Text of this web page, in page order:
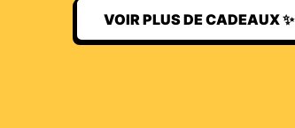
VOIR PLUS DE CADEAUX ✨